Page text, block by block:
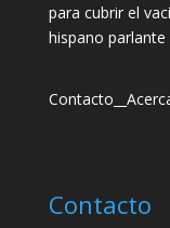
para cubrir el
hispano parlante
Contacto
Contacto